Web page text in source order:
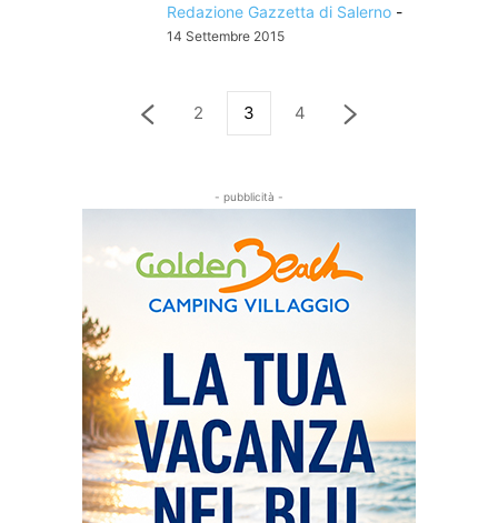
Redazione Gazzetta di Salerno -
14 Settembre 2015
2 3 4
- pubblicità -